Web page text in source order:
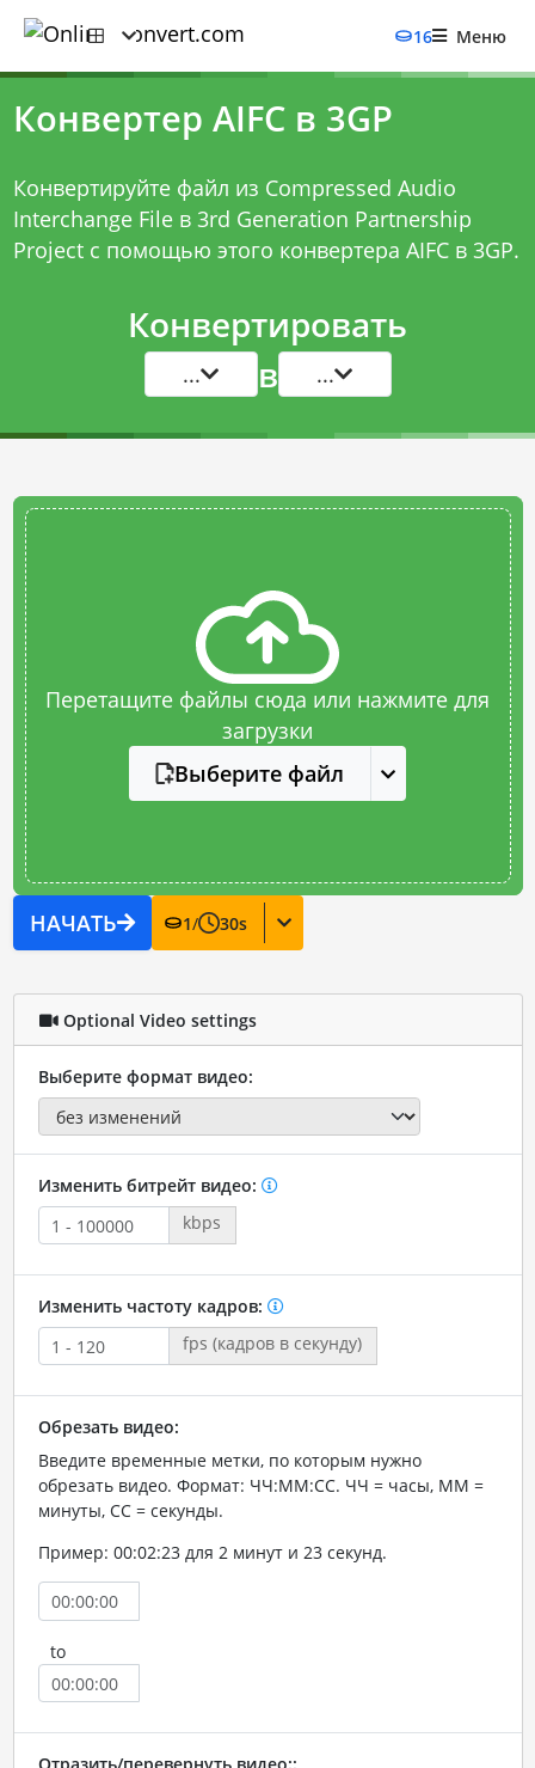
16 Меню
Конвертер AIFC в 3GP
Конвертируйте файл из Compressed Audio
Interchange File в 3rd Generation Partnership
Project с помощью этого конвертера AIFC в 3GP.
Конвертировать
... в ...
Перетащите файлы сюда или нажмите для
загрузки
Выберите файл
НАЧАТЬ 1/ 30s
Optional Video settings
Выберите формат видео:
Изменить битрейт видео:
kbps
Изменить частоту кадров:
fps (кадров в секунду)
Обрезать видео:
Введите временные метки, по которым нужно
обрезать видео. Формат: ЧЧ:ММ:СС. ЧЧ = часы, ММ =
минуты, СС = секунды.
Пример: 00:02:23 для 2 минут и 23 секунд.
to